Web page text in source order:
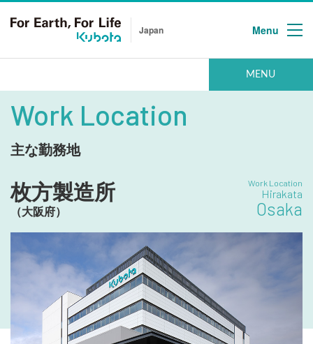
Japan Menu
MENU
クボタを知る第一歩
職種と仕事
主な勤務地
Interview
高専出身社員のご紹介
高専出身社員の本音アンケート
Work Location
主な勤務地
枚方製造所
（大阪府）
Work Location
Hirakata
Osaka